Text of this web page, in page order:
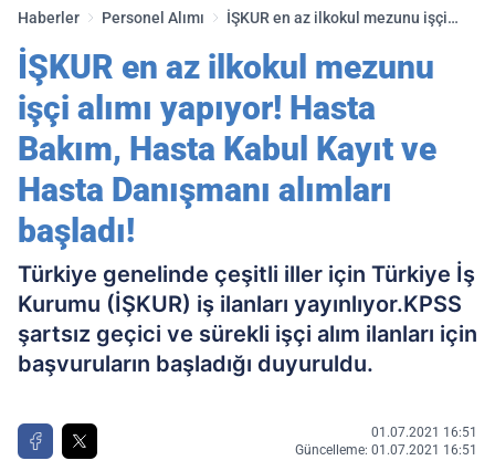
Haberler Personel Alımı
İŞKUR en az ilkokul mezunu işçi
Kabul Kayıt ve Hasta Danışmanı
alımları başladı!
İŞKUR en az ilkokul mezunu
işçi alımı yapıyor! Hasta
Bakım, Hasta Kabul Kayıt ve
Hasta Danışmanı alımları
başladı!
Türkiye genelinde çeşitli iller için Türkiye İş
Kurumu (İŞKUR) iş ilanları yayınlıyor.KPSS
şartsız geçici ve sürekli işçi alım ilanları için
başvuruların başladığı duyuruldu.
01.07.2021 16:51
Güncelleme: 01.07.2021 16:51